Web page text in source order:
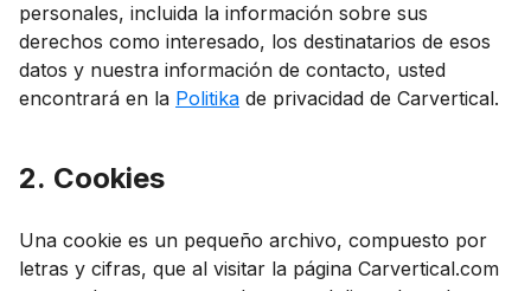
personales, incluida la información sobre sus
derechos como interesado, los destinatarios de esos
datos y nuestra información de contacto, usted
encontrará en la Politika de privacidad de Carvertical.
2. Cookies
Una cookie es un pequeño archivo, compuesto por
letras y cifras, que al visitar la página Carvertical.com